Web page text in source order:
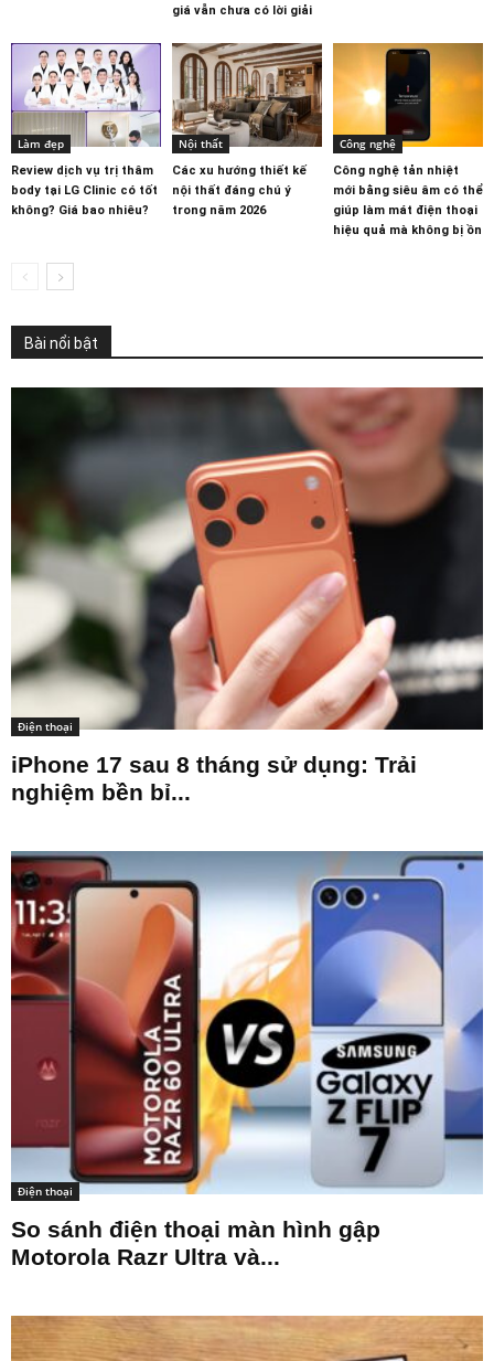
giá vẫn chưa có lời giải
Làm đẹp
Review dịch vụ trị thâm
body tại LG Clinic có tốt
không? Giá bao nhiêu?
Nội thất
Các xu hướng thiết kế
nội thất đáng chú ý
trong năm 2026
Công nghệ
Công nghệ tản nhiệt
mới bằng siêu âm có thể
giúp làm mát điện thoại
hiệu quả mà không bị ồn
Bài nổi bật
Điện thoại
iPhone 17 sau 8 tháng sử dụng: Trải
nghiệm bền bỉ...
Điện thoại
So sánh điện thoại màn hình gập
Motorola Razr Ultra và...